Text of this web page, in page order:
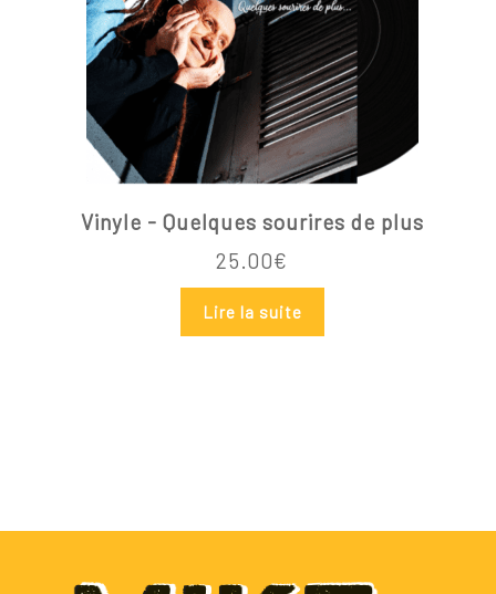
Vinyle - Quelques sourires de plus
25.00€
Lire la suite